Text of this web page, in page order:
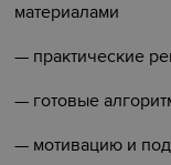
материалами
— практические
— готовые
— мотивацию и